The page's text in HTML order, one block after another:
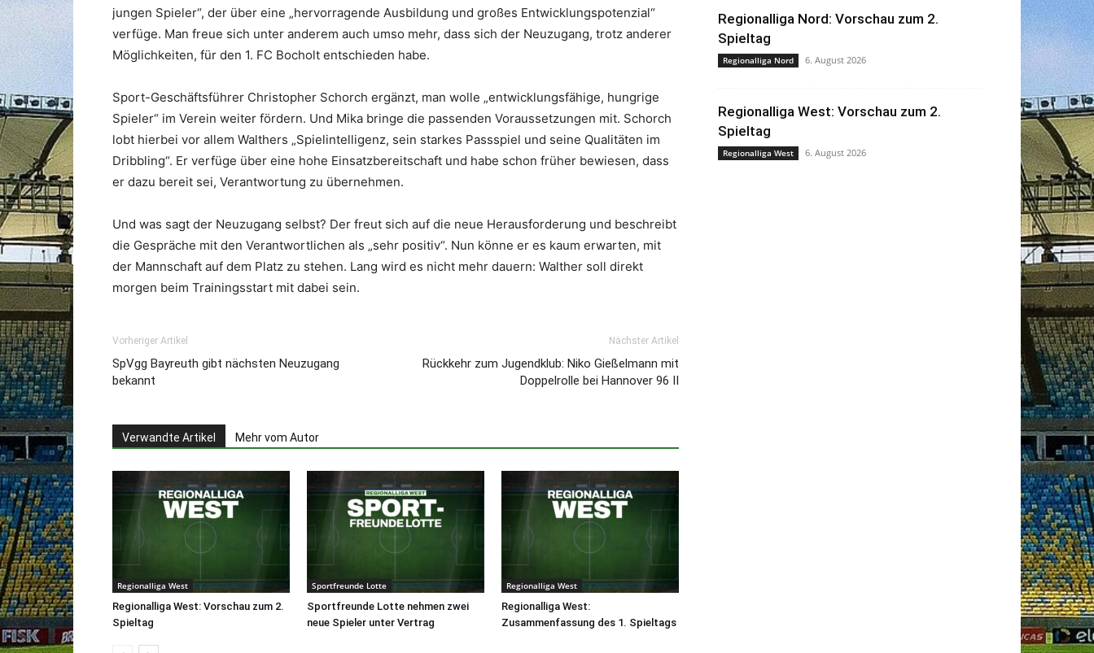
jungen Spieler“, der über eine „hervorragende Ausbildung und großes Entwicklungspotenzial“
verfüge. Man freue sich unter anderem auch umso mehr, dass sich der Neuzugang, trotz anderer
Möglichkeiten, für den 1. FC Bocholt entschieden habe.
Sport-Geschäftsführer Christopher Schorch ergänzt, man wolle „entwicklungsfähige, hungrige
Spieler“ im Verein weiter fördern. Und Mika bringe die passenden Voraussetzungen mit. Schorch
lobt hierbei vor allem Walthers „Spielintelligenz, sein starkes Passspiel und seine Qualitäten im
Dribbling“. Er verfüge über eine hohe Einsatzbereitschaft und habe schon früher bewiesen, dass
er dazu bereit sei, Verantwortung zu übernehmen.
Und was sagt der Neuzugang selbst? Der freut sich auf die neue Herausforderung und beschreibt
die Gespräche mit den Verantwortlichen als „sehr positiv“. Nun könne er es kaum erwarten, mit
der Mannschaft auf dem Platz zu stehen. Lang wird es nicht mehr dauern: Walther soll direkt
morgen beim Trainingsstart mit dabei sein.
Vorheriger Artikel
SpVgg Bayreuth gibt nächsten Neuzugang
bekannt
Nächster Artikel
Rückkehr zum Jugendklub: Niko Gießelmann mit
Doppelrolle bei Hannover 96 II
Verwandte Artikel Mehr vom Autor
Regionalliga West
Regionalliga West: Vorschau zum 2.
Spieltag
Sportfreunde Lotte
Sportfreunde Lotte nehmen zwei
neue Spieler unter Vertrag
Regionalliga West
Regionalliga West:
Zusammenfassung des 1. Spieltags
Regionalliga Nord: Vorschau zum 2.
Spieltag
Regionalliga Nord 6. August 2026
Regionalliga West: Vorschau zum 2.
Spieltag
Regionalliga West 6. August 2026